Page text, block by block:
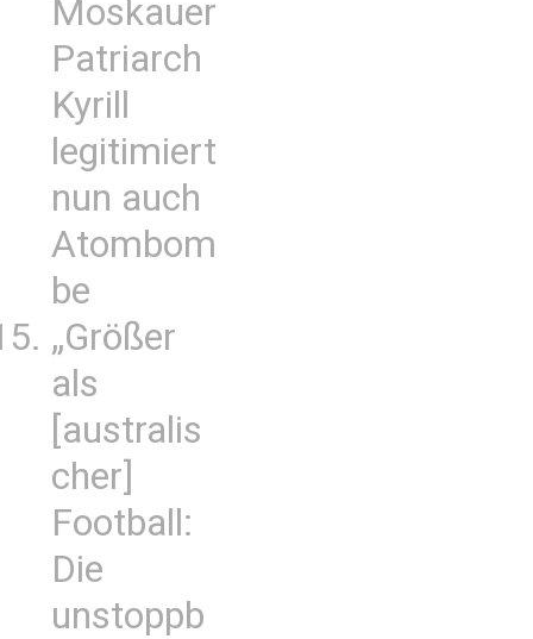
Moskauer
Patriarch
Kyrill
legitimiert
nun auch
Atombom
be
„Größer
als
[australis
cher]
Football:
Die
unstoppb